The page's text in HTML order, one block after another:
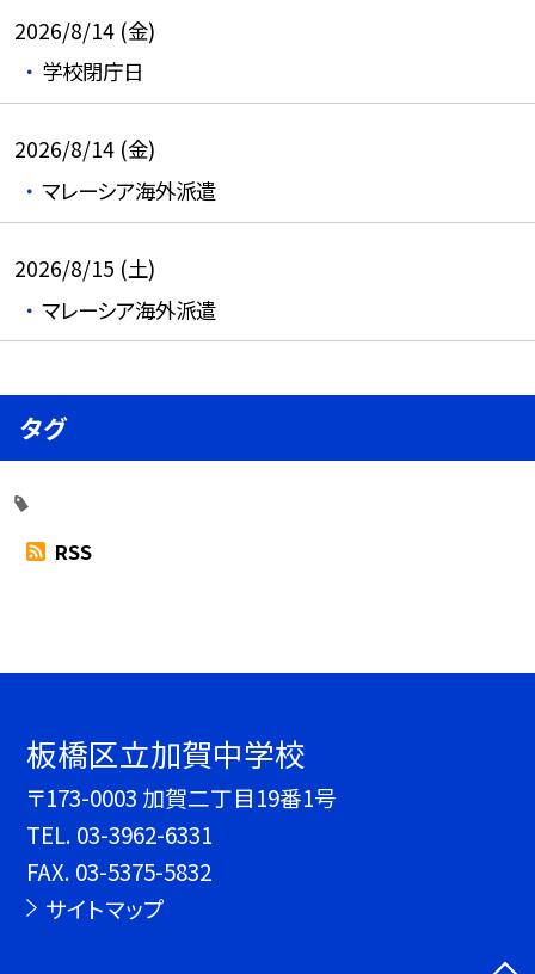
2026/8/14 (金)
学校閉庁日
2026/8/14 (金)
マレーシア海外派遣
2026/8/15 (土)
マレーシア海外派遣
タグ
RSS
板橋区立加賀中学校
〒173-0003 加賀二丁目19番1号
TEL. 03-3962-6331
FAX. 03-5375-5832
サイトマップ